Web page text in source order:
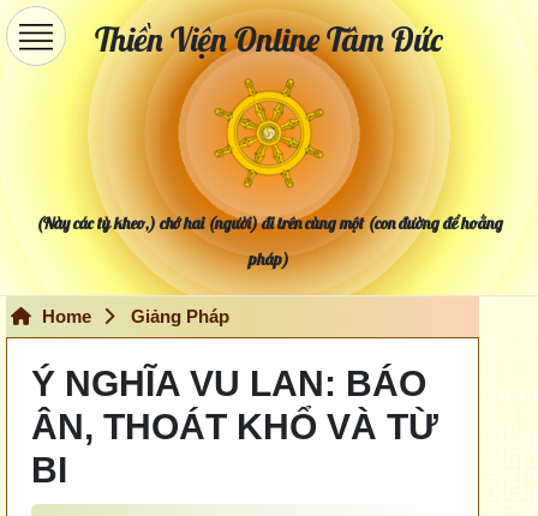
Thiền Viện Online Tâm Đức
(Này các tỳ kheo,) chớ hai (người) đi trên cùng một (con đường để hoằng
pháp)
Home Giảng Pháp
Ý NGHĨA VU LAN: BÁO
ÂN, THOÁT KHỔ VÀ TỪ
BI